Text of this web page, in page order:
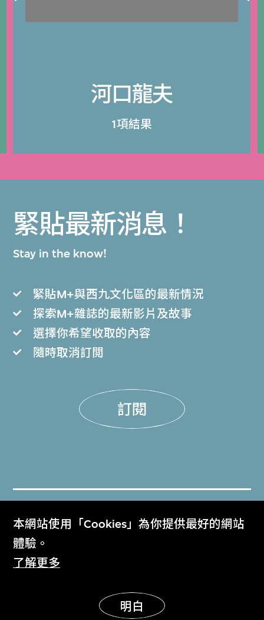
本網站使用「Cookies」為你提供最好的網站
體驗。
了解更多
明白
河口龍夫
1項結果
緊貼最新消息！
Stay in the know!
緊貼M+與西九文化區的最新情況
探索M+雜誌的最新影片及故事
選擇你希望收取的內容
隨時取消訂閲
訂閱
門票
Get Tickets
M+雜誌